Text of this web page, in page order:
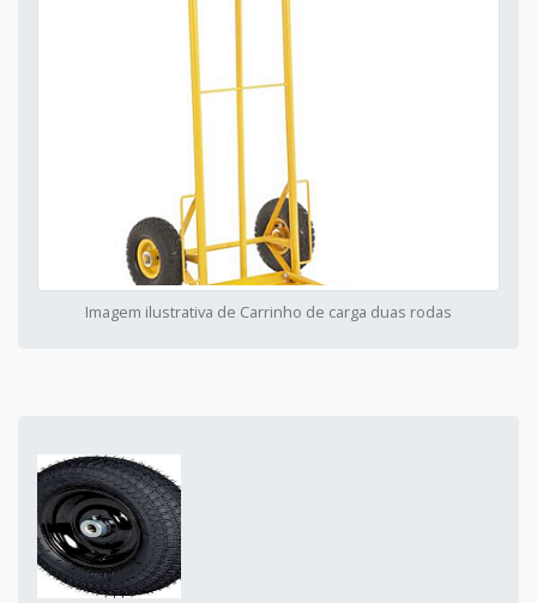
Imagem ilustrativa de Carrinho de carga duas rodas